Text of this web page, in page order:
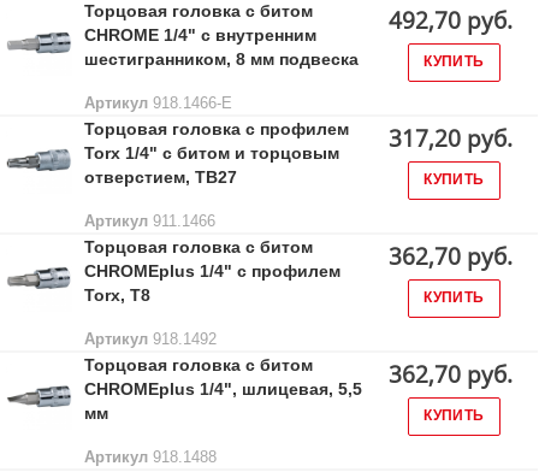
Торцовая головка с битом
CHROME 1/4" с внутренним
шестигранником, 8 мм подвеска
Артикул 918.1466-E
492,70 руб.
КУПИТЬ
Торцовая головка с профилем
Torx 1/4" с битом и торцовым
отверстием, TВ27
Артикул 911.1466
317,20 руб.
КУПИТЬ
Торцовая головка с битом
CHROMEplus 1/4" с профилем
Torx, T8
Артикул 918.1492
362,70 руб.
КУПИТЬ
Торцовая головка с битом
CHROMEplus 1/4", шлицевая, 5,5
мм
Артикул 918.1488
362,70 руб.
КУПИТЬ